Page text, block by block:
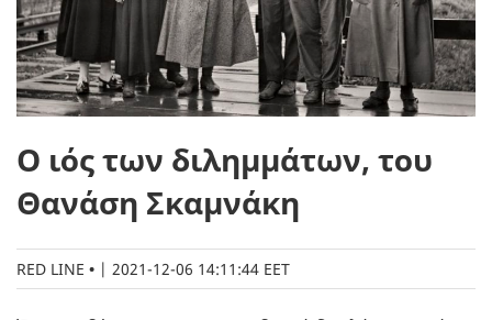
Ο ιός των διλημμάτων, του
Θανάση Σκαμνάκη
RED LINE | 2021-12-06 14:11:44 EET